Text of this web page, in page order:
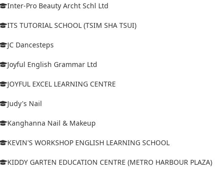
Inter-Pro Beauty Archt Schl Ltd
ITS TUTORIAL SCHOOL (TSIM SHA TSUI)
JC Dancesteps
Joyful English Grammar Ltd
JOYFUL EXCEL LEARNING CENTRE
Judy's Nail
Kanghanna Nail & Makeup
KEVIN'S WORKSHOP ENGLISH LEARNING SCHOOL
KIDDY GARTEN EDUCATION CENTRE (METRO HARBOUR PLAZA)